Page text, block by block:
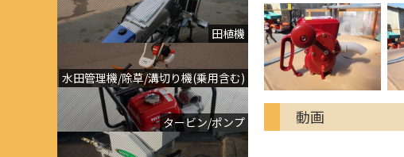
田植機
水田管理機/除草/溝切り機(乗用含む)
タービン/ポンプ 動画